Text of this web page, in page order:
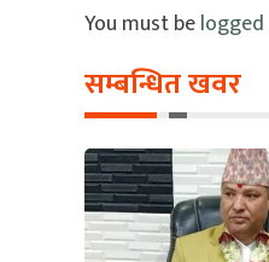
You must belogged
सम्बन्धित खवर